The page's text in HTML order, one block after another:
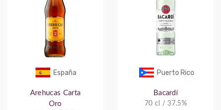
España
Arehucas Carta
Oro
Puerto Rico
Bacardí
70 cl / 37.5%